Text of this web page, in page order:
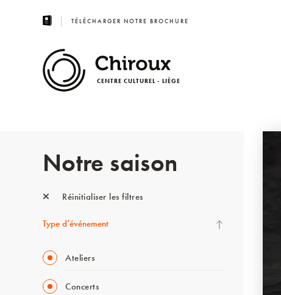
TÉLÉCHARGER NOTRE BROCHURE
CENTRE CULTUREL - LIÈGE
Notre saison
Réinitialiser les filtres
Type d’événement
Ateliers
Concerts